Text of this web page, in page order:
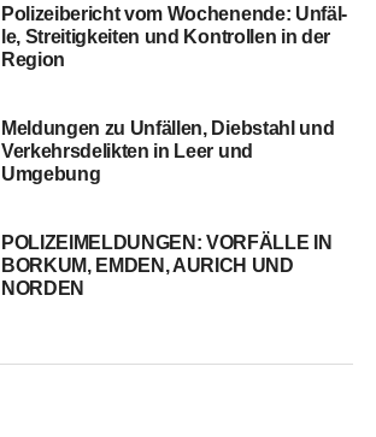
Poli­zei­be­richt vom Wochen­en­de: Unfäl­
le, Strei­tig­kei­ten und Kon­trol­len in der
Region
Mel­dun­gen zu Unfäl­len, Dieb­stahl und
Ver­kehrs­de­lik­ten in Leer und
Umgebung
POLIZEIMELDUNGEN: VORFÄLLE IN
BORKUM, EMDEN, AURICH UND
NORDEN